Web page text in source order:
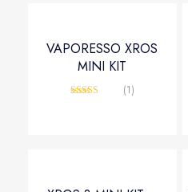
VAPORESSO XROS
MINI KIT
(1)